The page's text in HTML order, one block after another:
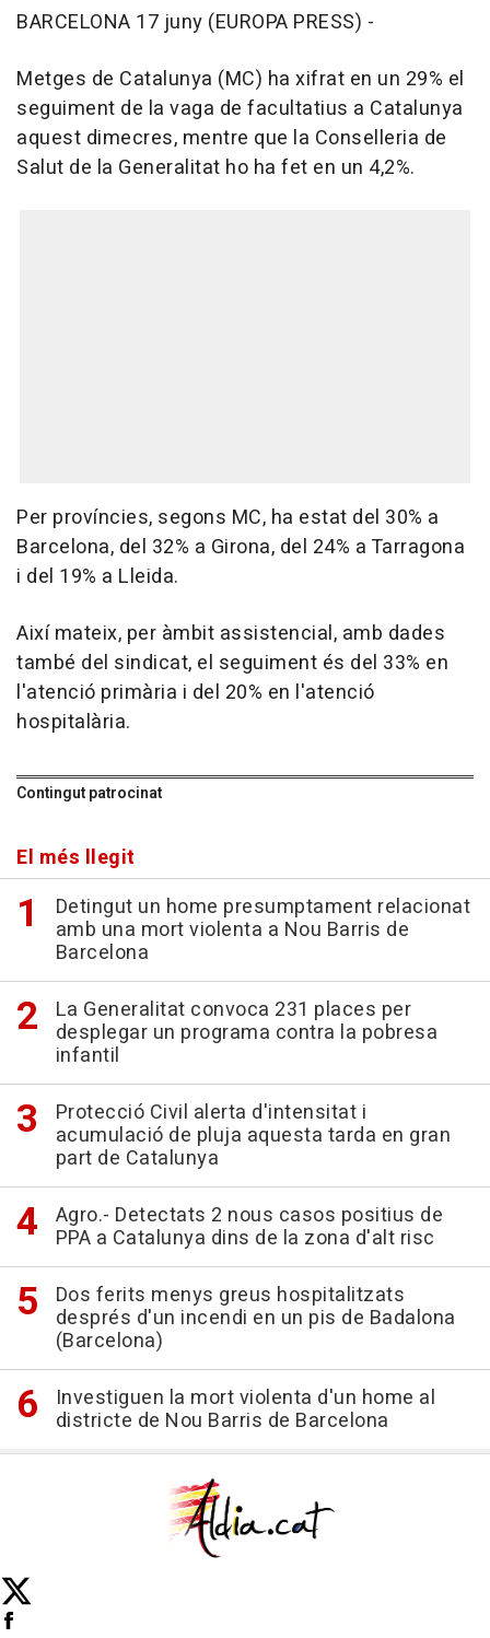
BARCELONA 17 juny (EUROPA PRESS) -
Metges de Catalunya (MC) ha xifrat en un 29% el
seguiment de la vaga de facultatius a Catalunya
aquest dimecres, mentre que la Conselleria de
Salut de la Generalitat ho ha fet en un 4,2%.
Per províncies, segons MC, ha estat del 30% a
Barcelona, del 32% a Girona, del 24% a Tarragona
i del 19% a Lleida.
Així mateix, per àmbit assistencial, amb dades
també del sindicat, el seguiment és del 33% en
l'atenció primària i del 20% en l'atenció
hospitalària.
Contingut patrocinat
El més llegit
Detingut un home presumptament relacionat
amb una mort violenta a Nou Barris de
Barcelona
La Generalitat convoca 231 places per
desplegar un programa contra la pobresa
infantil
Protecció Civil alerta d'intensitat i
acumulació de pluja aquesta tarda en gran
part de Catalunya
Agro.- Detectats 2 nous casos positius de
PPA a Catalunya dins de la zona d'alt risc
Dos ferits menys greus hospitalitzats
després d'un incendi en un pis de Badalona
(Barcelona)
Investiguen la mort violenta d'un home al
districte de Nou Barris de Barcelona